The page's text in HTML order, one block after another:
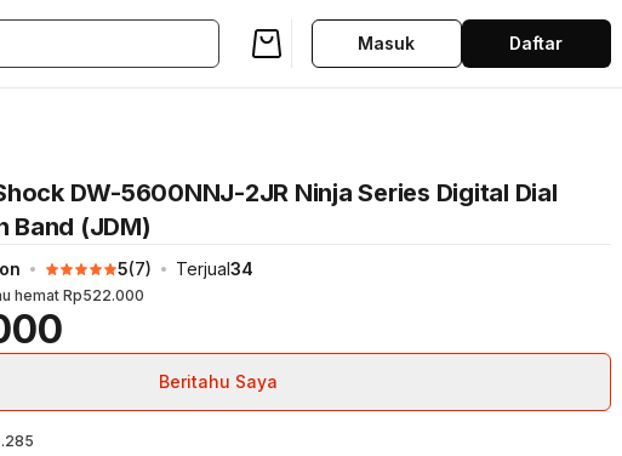
Masuk Daftar
DW-5600NNJ-2JR Ninja Series Digital Dial
Band (JDM)
5(7) Terjual34
hematRp522.000
Beritahu Saya